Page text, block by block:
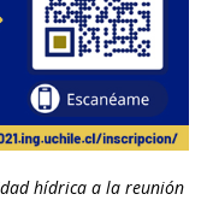
hídrica a la reunión